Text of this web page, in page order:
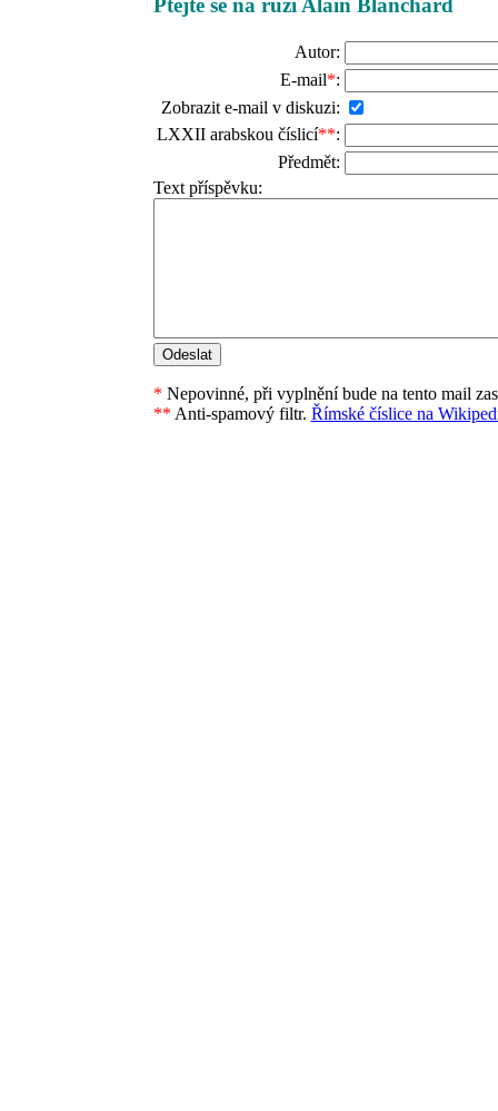
Ptejte se na růži Alain Blanchard
Autor:
E-mail*:
Zobrazit e-mail v diskuzi:
LXXII arabskou číslicí**:
Předmět:
Text příspěvku:
* Nepovinné, při vyplnění bude na tento mail
** Anti-spamový filtr. Římské číslice na